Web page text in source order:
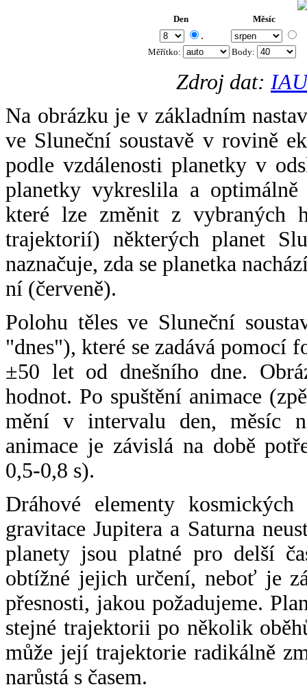
Den Měsíc
.
Měřítko: Body:
Zdroj dat:
Na obrázku je v základním
ve Sluneční soustavě v rovině
podle vzdálenosti planetky v
planetky vykreslila a
které lze změnit z vybraných
trajektorií) některých planet
naznačuje, zda se planetka
ní (červeně).
Polohu těles ve Sluneční
"dnes"), které se zadává pomocí
±50 let od dnešního dne.
hodnot. Po spuštění animace
mění v intervalu den, měsíc
animace je závislá na době
0,5-0,8 s).
Dráhové elementy
gravitace Jupitera a Saturna
planety jsou platné pro delší
obtížné jejich určení, neboť je
přesnosti, jakou požadujeme.
stejné trajektorii po několik
může její trajektorie radikálně
narůstá s časem.